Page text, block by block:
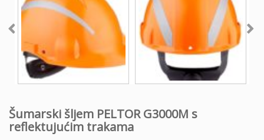
Šumarski šljem PELTOR G3000M s
reflektujućim trakama